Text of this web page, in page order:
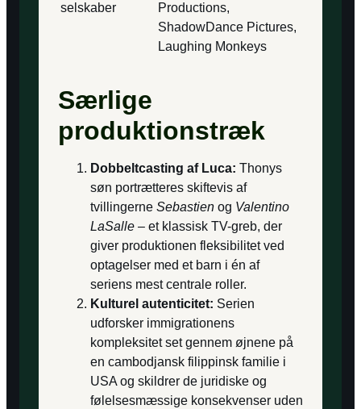
selskaber
Productions,
ShadowDance Pictures,
Laughing Monkeys
Særlige
produktionstræk
Dobbelt­casting af Luca: Thonys
søn portrætteres skiftevis af
tvillingerne Sebastien og Valentino
LaSalle – et klassisk TV-greb, der
giver produktionen fleksibilitet ved
optagelser med et barn i én af
seriens mest centrale roller.
Kulturel autenticitet: Serien
udforsker immigrationens
kompleksitet set gennem øjnene på
en cambodjansk filippinsk familie i
USA og skildrer de juridiske og
følelses­mæssige konsekvenser uden